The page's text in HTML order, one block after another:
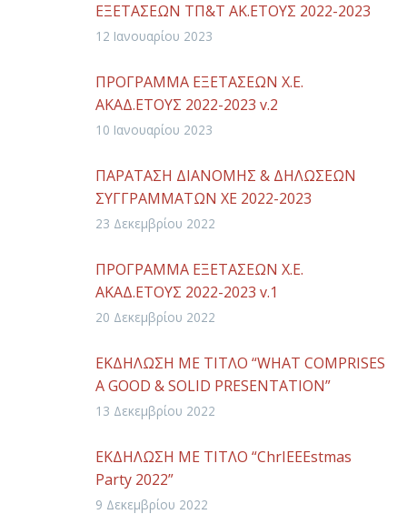
ΕΞΕΤΑΣΕΩΝ ΤΠ&Τ ΑΚ.ΕΤΟΥΣ 2022-2023
12 Ιανουαρίου 2023
ΠΡΟΓΡΑΜΜΑ ΕΞΕΤΑΣΕΩΝ Χ.Ε.
ΑΚΑΔ.ΕΤΟΥΣ 2022-2023 v.2
10 Ιανουαρίου 2023
ΠΑΡΑΤΑΣΗ ΔΙΑΝΟΜΗΣ & ΔΗΛΩΣΕΩΝ
ΣΥΓΓΡΑΜΜΑΤΩΝ ΧΕ 2022-2023
23 Δεκεμβρίου 2022
ΠΡΟΓΡΑΜΜΑ ΕΞΕΤΑΣΕΩΝ Χ.Ε.
ΑΚΑΔ.ΕΤΟΥΣ 2022-2023 v.1
20 Δεκεμβρίου 2022
ΕΚΔΗΛΩΣΗ ΜΕ ΤΙΤΛΟ “WHAT COMPRISES
A GOOD & SOLID PRESENTATION”
13 Δεκεμβρίου 2022
ΕΚΔΗΛΩΣΗ ΜΕ ΤΙΤΛΟ “ChrIEEEstmas
Party 2022”
9 Δεκεμβρίου 2022